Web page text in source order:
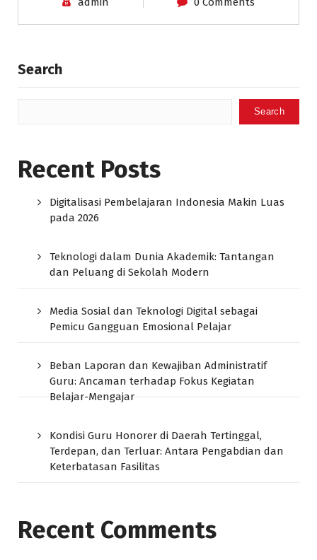
Search
Search
Recent Posts
Digitalisasi Pembelajaran Indonesia Makin Luas
pada 2026
Teknologi dalam Dunia Akademik: Tantangan
dan Peluang di Sekolah Modern
Media Sosial dan Teknologi Digital sebagai
Pemicu Gangguan Emosional Pelajar
Beban Laporan dan Kewajiban Administratif
Guru: Ancaman terhadap Fokus Kegiatan
Belajar-Mengajar
Kondisi Guru Honorer di Daerah Tertinggal,
Terdepan, dan Terluar: Antara Pengabdian dan
Keterbatasan Fasilitas
Recent Comments